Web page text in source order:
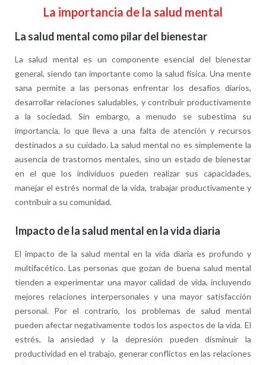
La importancia de la salud mental
La salud mental como pilar del bienestar
La salud mental es un componente esencial del bienestar
general, siendo tan importante como la salud física. Una mente
sana permite a las personas enfrentar los desafíos diarios,
desarrollar relaciones saludables, y contribuir productivamente
a la sociedad. Sin embargo, a menudo se subestima su
importancia, lo que lleva a una falta de atención y recursos
destinados a su cuidado. La salud mental no es simplemente la
ausencia de trastornos mentales, sino un estado de bienestar
en el que los individuos pueden realizar sus capacidades,
manejar el estrés normal de la vida, trabajar productivamente y
contribuir a su comunidad.
Impacto de la salud mental en la vida diaria
El impacto de la salud mental en la vida diaria es profundo y
multifacético. Las personas que gozan de buena salud mental
tienden a experimentar una mayor calidad de vida, incluyendo
mejores relaciones interpersonales y una mayor satisfacción
personal. Por el contrario, los problemas de salud mental
pueden afectar negativamente todos los aspectos de la vida. El
estrés, la ansiedad y la depresión pueden disminuir la
productividad en el trabajo, generar conflictos en las relaciones